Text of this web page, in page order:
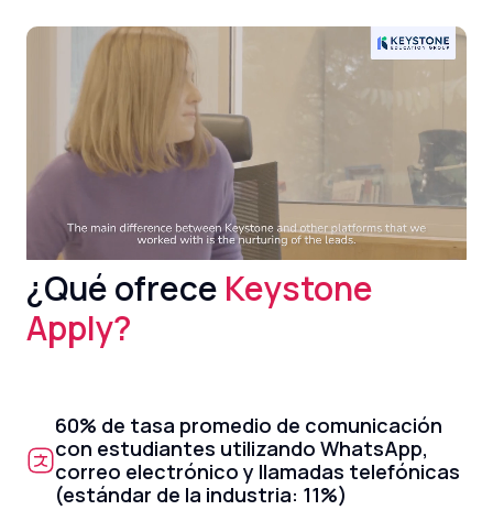
¿Qué ofrece Keystone
Apply?
60% de tasa promedio de comunicación
con estudiantes utilizando WhatsApp,
correo electrónico y llamadas telefónicas
(estándar de la industria: 11%)